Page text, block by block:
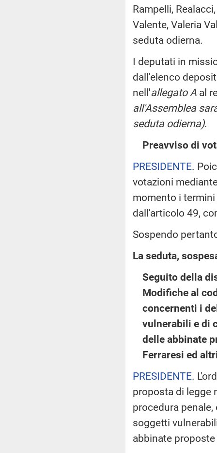
Rampelli,
Valente, Valeria
seduta odierna.
I deputati in
dall'elenco
nell'allegato A al
all'Assemblea
seduta odierna).
Preavviso di
PRESIDENTE.
votazioni
momento i
dall'articolo 49,
Sospendo
La seduta,
Seguito della
Modifiche al
concernenti i
vulnerabili e di
delle abbinate
Ferraresi ed
PRESIDENTE.
proposta di legge
procedura
soggetti
abbinate